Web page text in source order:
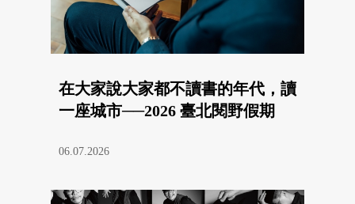
在大家說大家都不讀書的年代，讀
一座城市──2026 臺北閱野假期
06.07.2026